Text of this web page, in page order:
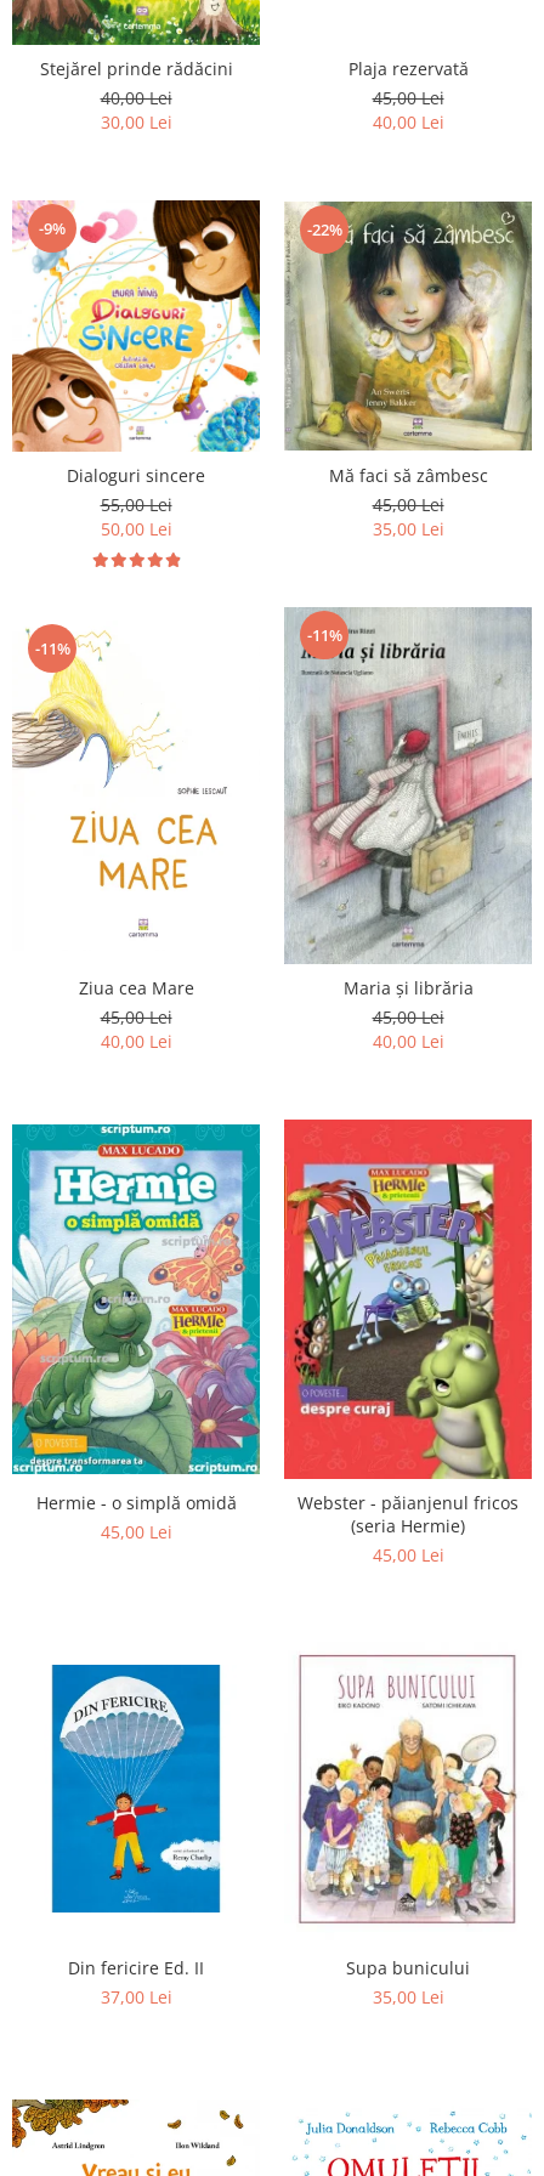
Editura Bookzone
Editura Cartea Copiilor
Editura Cartemma
Editura Frontiera
Editura Gama
Editura Kreativ
Editura Litera
Editura Lizuka Educativ
Editura Nemira
Editura Nomina
Editura Pandora M
Editura Portocala Albastră
Editura Scriptum
Editura Usborne
Editura Vellant
Editura Verba
Stejărel prinde rădăcini
40,00 Lei
30,00 Lei
Plaja rezervată
45,00 Lei
40,00 Lei
-9%
Dialoguri sincere
55,00 Lei
50,00 Lei
-22%
Mă faci să zâmbesc
45,00 Lei
35,00 Lei
-11%
Ziua cea Mare
45,00 Lei
40,00 Lei
-11%
Maria și librăria
45,00 Lei
40,00 Lei
Hermie - o simplă omidă
45,00 Lei
Webster - păianjenul fricos
(seria Hermie)
45,00 Lei
Din fericire Ed. II
37,00 Lei
Supa bunicului
35,00 Lei